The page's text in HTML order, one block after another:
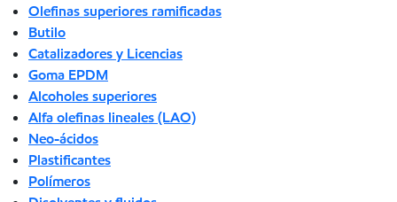
Olefinas superiores ramificadas
Butilo
Catalizadores y Licencias
Goma EPDM
Alcoholes superiores
Alfa olefinas lineales (LAO)
Neo-ácidos
Plastificantes
Polímeros